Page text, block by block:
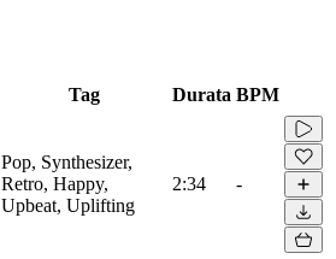
Tag Durata BPM
Pop, Synthesizer,
Retro, Happy,
Upbeat, Uplifting
2:34 -